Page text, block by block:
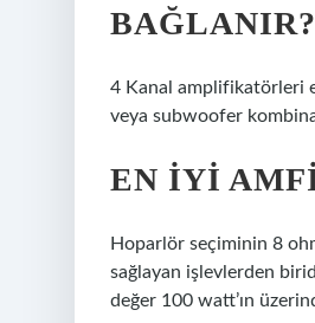
BAĞLANIR?
4 Kanal amplifikatörleri
veya subwoofer
EN IYI
Hoparlör seçiminin 8
sağlayan işlevlerden
değer 100 watt’ın